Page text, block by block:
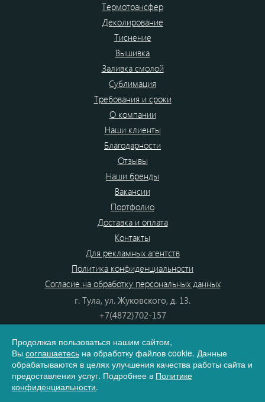
Термотрансфер
Деколирование
Тиснение
Вышивка
Заливка смолой
Сублимация
Требования и сроки
О компании
Наши клиенты
Благодарности
Отзывы
Наши бренды
Вакансии
Портфолио
Доставка и оплата
Контакты
Для рекламных агентств
Политика конфиденциальности
Согласие на обработку персональных данных
г. Тула, ул. Жуковского, д. 13.
+7(4872)702-157
8(800) 555-80-87
e-mail:info@dono.su
Продолжая пользоваться нашим сайтом,
Вы соглашаетесь на обработку файлов cookie. Данные
обрабатываются в целях улучшения качества работы сайта и
предоставления услуг. Подробнее в Политике
конфиденциальности.